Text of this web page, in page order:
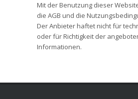
Mit der Benutzung dieser
die AGB und die
Der Anbieter haftet nicht für
oder für Richtigkeit der
Informationen.